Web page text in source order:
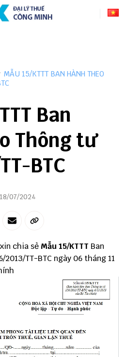
MẪU 15/KTTT BAN HÀNH THEO
Ban
Thông tư
BTC
18/07/2024
xin chia sẻ Mẫu 15/KTTT Ban
/2013/TT-BTC ngày 06 tháng 11